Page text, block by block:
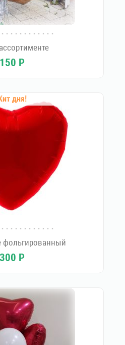
150 Р
дня!
фольгированный
300 Р